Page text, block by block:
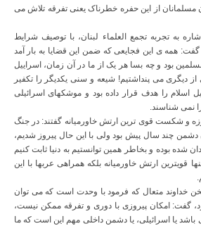
از این حفره خطرناک یعنی تفرقه تلاش می
به تجربه تجمع العلماء لبنان، با توصیف شرایط
سقوط بیروت در سال 1982 گفت: همه ی این فجایعی که ضمن این قضایا به بار آمد
بود و چه بسا هر یک از ما در آن زمان، اسراییل
از دیگری می پنداشتیم! شیعه و سنی یکدیگر را تکفیر
اسلام را هدف قرار داده بود و موشکهای اسرائیلی
نمی شناسند.
با اشاره به جنگ 33 روزه و شکست قوی ترین ارتش خاورمیانه گفتند: در جنگ
دشمن چند سال پیش بود ولی با این حال پیروز شدیم،
شده بوده و بخاطر همین توانستیم به دنیا ثابت کنیم
قویترین ارتش خاورمیانه بلکه همراهی عربها با این
خداوند متعال که فرمود با وحدت است که می توان
گفت: امکان پیروزی با دوری و تفرقه ممکن نیست،
یا اسرائیلی، یا دشمن داخلی مهم این است که ما